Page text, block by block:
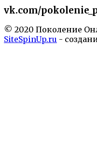
vk.com/
© 2020 Поколение
SiteSpinUp.ru -